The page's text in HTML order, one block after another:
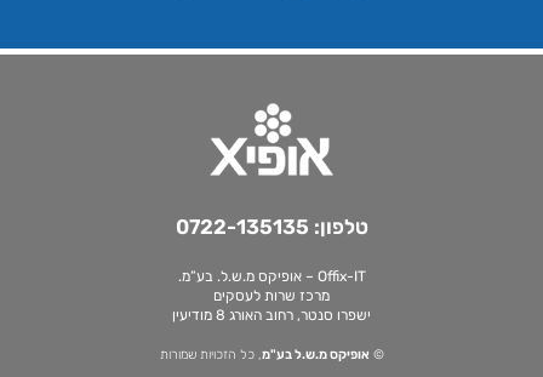
טלפון: 0722-135135
Offix-IT – אופיקס מ.ש.ל. בע”מ.
מרכז שרות לעסקים
ישפרו סנטר, רחוב האורג 8 מודיעין
© אופיקס מ.ש.ל בע"מ, כל הזכויות שמורות